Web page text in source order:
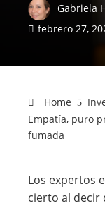
Gabriela
febrero 27,
Home
Empatía, puro
fumada
Los expertos
cierto al decir